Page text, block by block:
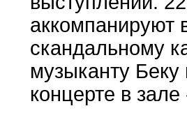
аккомпанируют
скандальному
музыканту
концерте в